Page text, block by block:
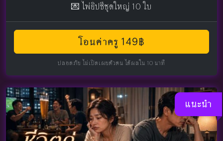
💌 ไพ่ยิปซีชุดใหญ่ 10 ใบ
โอนค่าครู 149฿
ปลอดภัย ไม่เปิดเผยตัวตน ได้ผลใน 10 นาที
แนะนำ